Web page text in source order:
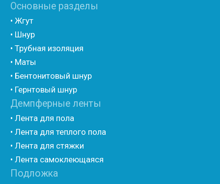
(самоклеющийся)
• Вспененный полиэтилен для упаковки НПЭ
• Вспененный полиэтилен рулонный НПЭ
• Подложка под ламинат НПЭ
• Мастика для швов
• Герметик для швов
• Rustil
• Korall
• Ecoroom
• Oppa
Другие товары
• Герлен
• Пороизол
• Техническая изоляция Хотпайп
• Ру-флекс
• Энергофлекс